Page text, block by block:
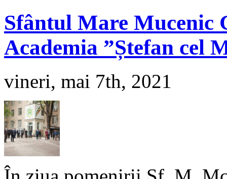
Sfântul Mare Mucenic
Academia ”Ștefan cel
vineri, mai 7th, 2021